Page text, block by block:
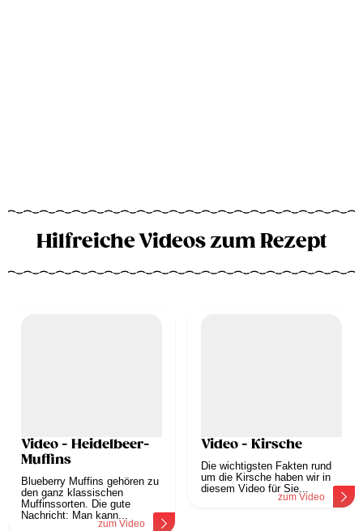
Hilfreiche Videos zum Rezept
Video - Heidelbeer-
Muffins
Blueberry Muffins gehören zu
den ganz klassischen
Muffinssorten. Die gute
Nachricht: Man kann...
zum Video
Video - Kirsche
Die wichtigsten Fakten rund
um die Kirsche haben wir in
diesem Video für Sie...
zum Video